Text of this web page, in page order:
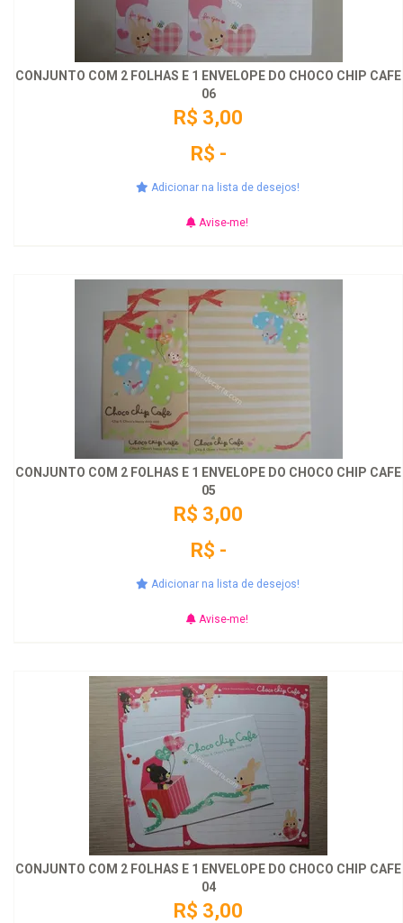
CONJUNTO COM 2 FOLHAS E 1 ENVELOPE DO CHOCO CHIP CAFE
06
R$ 3,00
R$ -
Adicionar na lista de desejos!
Avise-me!
CONJUNTO COM 2 FOLHAS E 1 ENVELOPE DO CHOCO CHIP CAFE
05
R$ 3,00
R$ -
Adicionar na lista de desejos!
Avise-me!
CONJUNTO COM 2 FOLHAS E 1 ENVELOPE DO CHOCO CHIP CAFE
04
R$ 3,00